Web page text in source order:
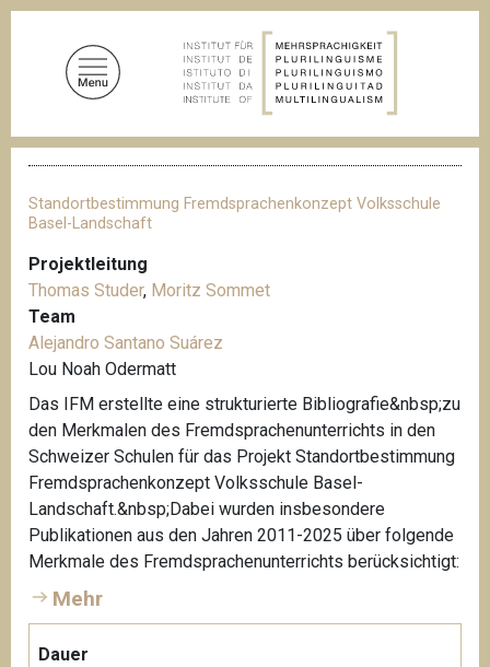
D
a
d
a
v
i
g
a
t
i
n
Standortbestimmung Fremdsprachenkonzept Volksschule
Basel-Landschaft
Projektleitung
Thomas Studer, Moritz Sommet
Team
Alejandro Santano Suárez
Lou Noah Odermatt
Das IFM erstellte eine strukturierte Bibliografie&nbsp;zu
den Merkmalen des Fremdsprachenunterrichts in den
Schweizer Schulen für das Projekt Standortbestimmung
Fremdsprachenkonzept Volksschule Basel-
Landschaft.&nbsp;Dabei wurden insbesondere
Publikationen aus den Jahren 2011-2025 über folgende
Merkmale des Fremdsprachenunterrichts berücksichtigt:
Mehr
Dauer